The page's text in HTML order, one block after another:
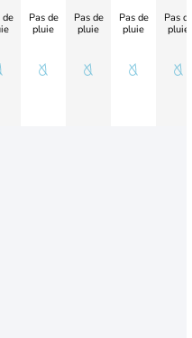
de
Pas de
pluie
Pas de
pluie
Pas de
pluie
Pas
pluie